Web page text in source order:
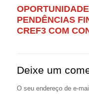
PENDÊNCIAS
CREF3 COM
Deixe um
O seu endereço de e-